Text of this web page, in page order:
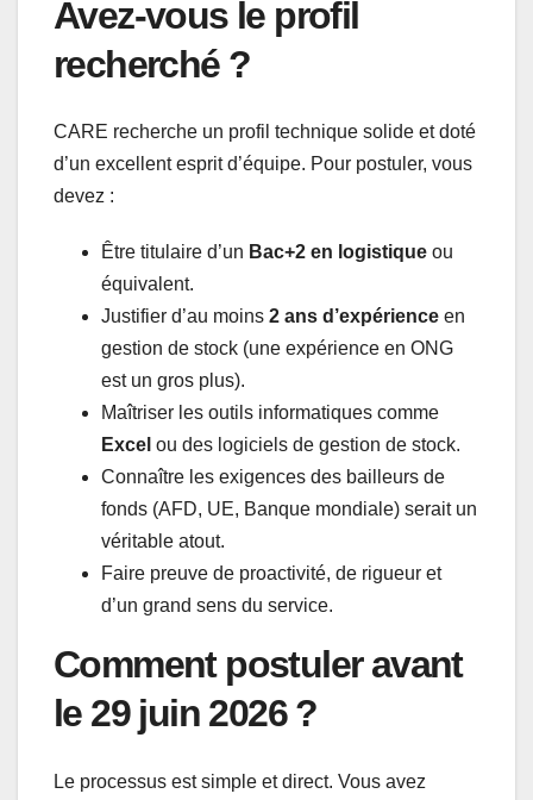
Avez-vous le profil
recherché ?
CARE recherche un profil technique solide et doté
d’un excellent esprit d’équipe. Pour postuler, vous
devez :
Être titulaire d’un Bac+2 en logistique ou
équivalent.
Justifier d’au moins 2 ans d’expérience en
gestion de stock (une expérience en ONG
est un gros plus).
Maîtriser les outils informatiques comme
Excel ou des logiciels de gestion de stock.
Connaître les exigences des bailleurs de
fonds (AFD, UE, Banque mondiale) serait un
véritable atout.
Faire preuve de proactivité, de rigueur et
d’un grand sens du service.
Comment postuler avant
le 29 juin 2026 ?
Le processus est simple et direct. Vous avez